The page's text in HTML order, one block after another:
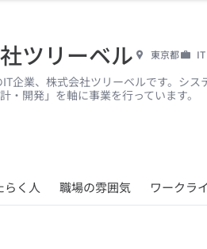
ツリーベル 東京都
企業、株式会社ツリーベルです。シ
・開発」を軸に事業を行っています。
らく人 職場の雰囲気 ワークラ